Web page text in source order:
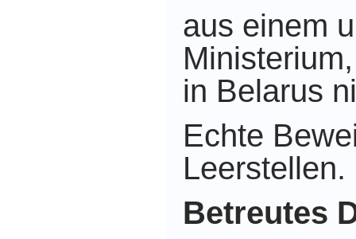
aus einem
in Belarus
Echte
Leerstellen.
Betreutes